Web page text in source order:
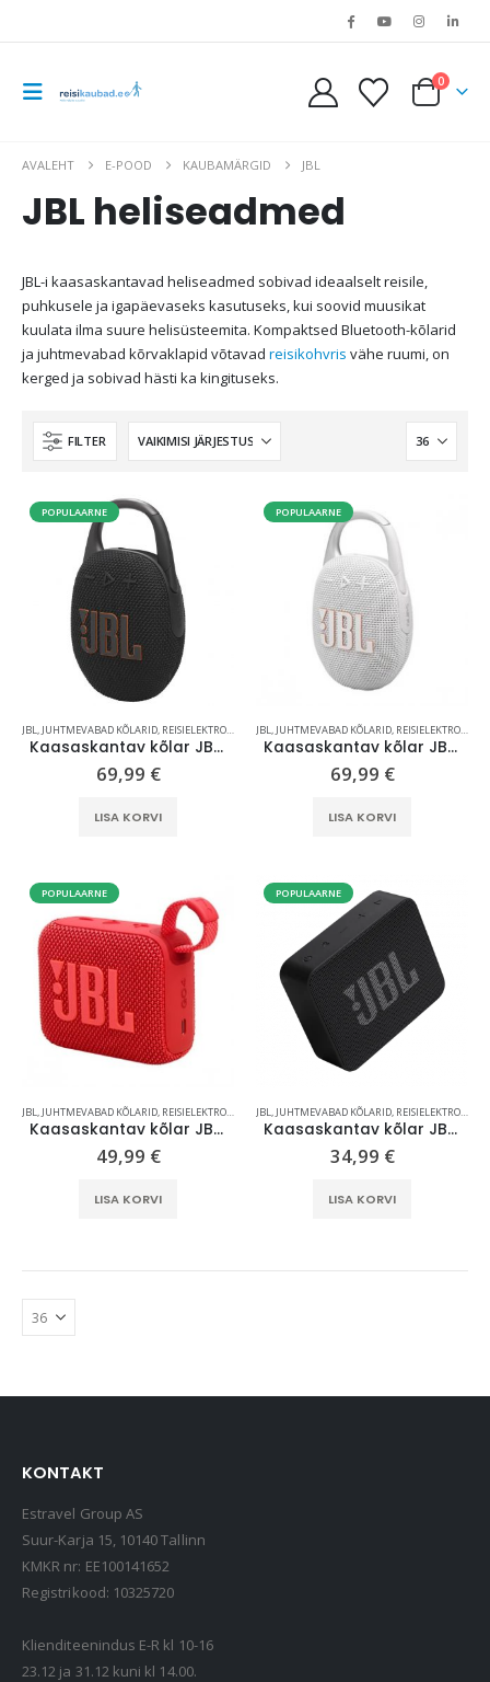
0
AVALEHT E-POOD KAUBAMÄRGID JBL
JBL heliseadmed
JBL-i kaasaskantavad heliseadmed sobivad ideaalselt reisile,
puhkusele ja igapäevaseks kasutuseks, kui soovid muusikat
kuulata ilma suure helisüsteemita. Kompaktsed Bluetooth-kõlarid
ja juhtmevabad kõrvaklapid võtavad reisikohvris vähe ruumi, on
kerged ja sobivad hästi ka kingituseks.
FILTER
POPULAARNE
JBL, JUHTMEVABAD KÕLARID, REISIELEKTROONIKA
Kaasaskantav kõlar JBL Clip 5, IP67, must
69,99 €
LISA KORVI
POPULAARNE
JBL, JUHTMEVABAD KÕLARID, REISIELEKTROONIKA
Kaasaskantav kõlar JBL Clip 5, IP67, valge
69,99 €
LISA KORVI
POPULAARNE
JBL, JUHTMEVABAD KÕLARID, REISIELEKTROONIKA
Kaasaskantav kõlar JBL GO 4, IP67, punane
49,99 €
LISA KORVI
POPULAARNE
JBL, JUHTMEVABAD KÕLARID, REISIELEKTROONIKA
Kaasaskantav kõlar JBL GO Essential 2, IP67, must
34,99 €
LISA KORVI
259,00€
15,90€
69,99€
KONTAKT
Estravel Group AS
Suur-Karja 15, 10140 Tallinn
KMKR nr: EE100141652
Registrikood: 10325720
Klienditeenindus E-R kl 10-16
23.12 ja 31.12 kuni kl 14.00.